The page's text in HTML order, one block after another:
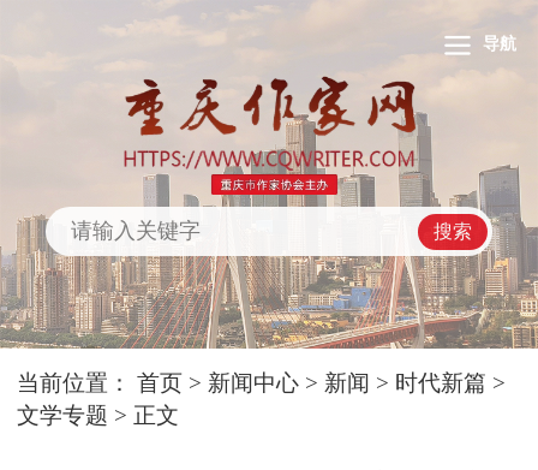
导航
搜索
当前位置：首页 > 新闻中心 > 新闻 > 时代新篇 >
文学专题 > 正文